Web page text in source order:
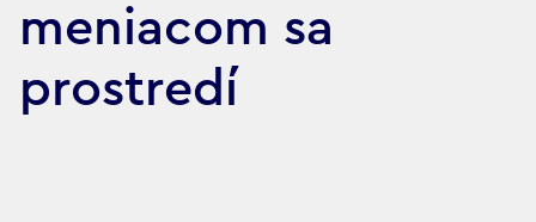
meniacom sa
prostredí